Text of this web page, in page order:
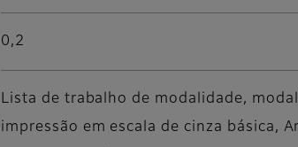
0,2
Lista de trabalho de modalidade,
impressão em escala de cinza básica,